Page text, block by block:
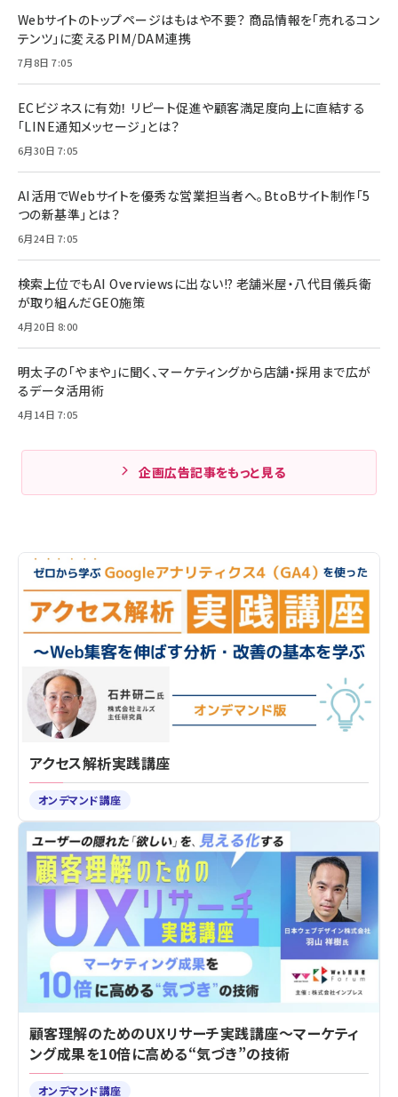
Webサイトのトップページはもはや不要？ 商品情報を「売れるコン
テンツ」に変えるPIM/DAM連携
7月8日 7:05
ECビジネスに有効！ リピート促進や顧客満足度向上に直結する
「LINE通知メッセージ」とは？
6月30日 7:05
AI活用でWebサイトを優秀な営業担当者へ。BtoBサイト制作「5
つの新基準」とは？
6月24日 7:05
検索上位でもAI Overviewsに出ない!? 老舗米屋・八代目儀兵衛
が取り組んだGEO施策
4月20日 8:00
明太子の「やまや」に聞く、マーケティングから店舗・採用まで広が
るデータ活用術
4月14日 7:05
企画広告記事をもっと見る
アクセス解析実践講座
オンデマンド講座
顧客理解のためのUXリサーチ実践講座～マーケティ
ング成果を10倍に高める“気づき”の技術
オンデマンド講座